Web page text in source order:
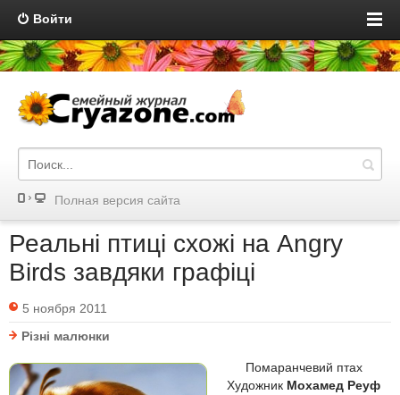
Войти
Полная версия сайта
Реальні птиці схожі на Angry
Birds завдяки графіці
5 ноября 2011
Різні малюнки
Помаранчевий птах
Художник Мохамед Реуф